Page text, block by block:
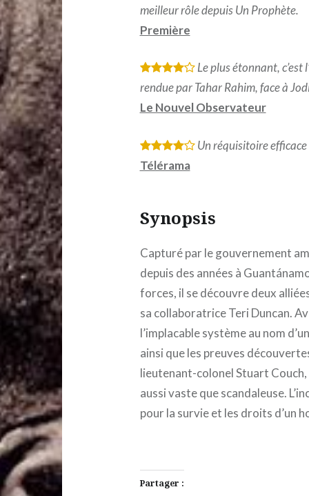
meilleur rôle depuis Un Prophète.
Première
* * * *
Le plus étonnant,
rendue par Tahar Rahim, face à
Le Nouvel Observateur
* * * *
Un réquisitoire
Télérama
Synopsis
Capturé par le gouvernement
depuis des années à
forces, il se découvre deux
sa collaboratrice Teri Duncan.
l’implacable système au nom
ainsi que les preuves
lieutenant-colonel Stuart
aussi vaste que scandaleuse.
pour la survie et les droits d’un
Partager :